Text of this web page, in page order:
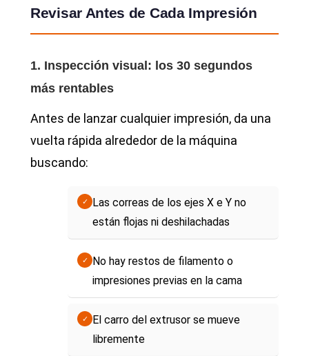
Revisar Antes de Cada Impresión
1. Inspección visual: los 30 segundos
más rentables
Antes de lanzar cualquier impresión, da una
vuelta rápida alrededor de la máquina
buscando:
✓ Las correas de los ejes X e Y no
están flojas ni deshilachadas
✓ No hay restos de filamento o
impresiones previas en la cama
✓ El carro del extrusor se mueve
libremente